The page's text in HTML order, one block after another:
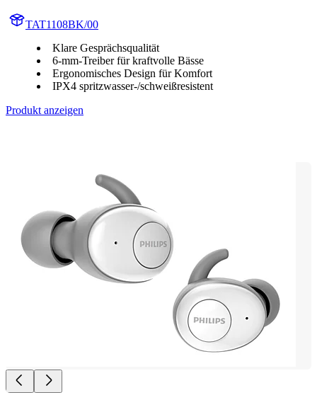
TAT1108BK/00
Klare Gesprächsqualität
6-mm-Treiber für kraftvolle Bässe
Ergonomisches Design für Komfort
IPX4 spritzwasser-/schweißresistent
Produkt anzeigen